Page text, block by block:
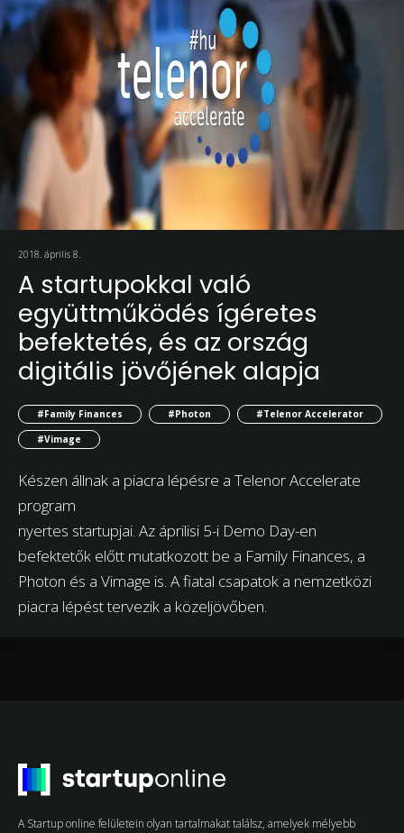
2018. április 8.
A startupokkal való
együttműködés ígéretes
befektetés, és az ország
digitális jövőjének alapja
#Family Finances #Photon
#Telenor Accelerator
#Vimage
Készen állnak a piacra lépésre a Telenor Accelerate
program
nyertes startupjai. Az áprilisi 5-i Demo Day-en
befektetők előtt mutatkozott be a Family Finances, a
Photon és a Vimage is. A fiatal csapatok a nemzetközi
piacra lépést tervezik a közeljövőben.
A Startup online felületein olyan tartalmakat találsz, amelyek mélyebb